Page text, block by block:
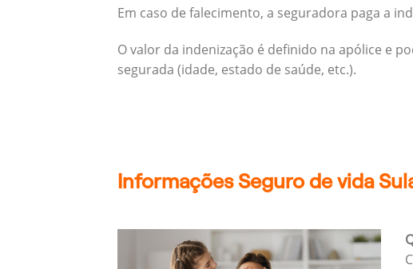
Em caso de falecimento, a seguradora paga a
O valor da indenização é definido na apólice e
segurada (idade, estado de saúde, etc.).
Informações Seguro de vida